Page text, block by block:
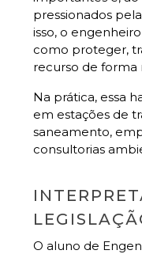
pressionados
isso, o
como proteger,
recurso de forma
Na prática, essa
em estações de
saneamento,
consultorias
O aluno de